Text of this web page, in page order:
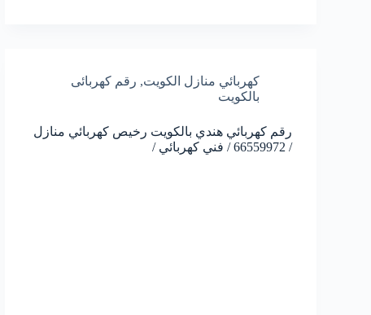
كهربائي منازل الكويت, رقم كهربائى
بالكويت
رقم كهربائي هندي بالكويت رخيص كهربائي منازل
/ 66559972 / فني كهربائي /